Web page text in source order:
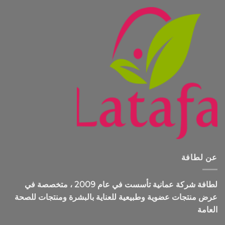
عن لطافة
لطافة شركة عمانية تأسست في عام 2009 ، متخصصة في
عرض منتجات عضوية وطبيعية للعناية بالبشرة ومنتجات للصحة
العامة